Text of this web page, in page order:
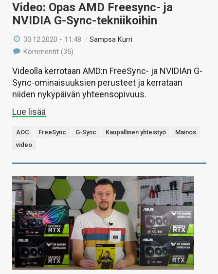
Video: Opas AMD Freesync- ja
NVIDIA G-Sync-tekniikoihin
30.12.2020 - 11:48 /Sampsa Kurri
Kommentit (35)
Videolla kerrotaan AMD:n FreeSync- ja NVIDIAn G-
Sync-ominaisuuksien perusteet ja kerrataan
niiden nykypäivän yhteensopivuus.
Lue lisää
AOC FreeSync G-Sync Kaupallinen yhteistyö
Mainos
video